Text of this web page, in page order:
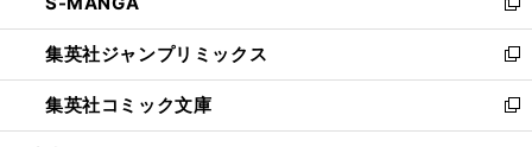
開
く
ド
ウ
で
開
く
ィ
ン
ド
ウ
で
開
い
ウ
ィ
ン
ド
ウ
新
し
い
ウ
ィ
ン
集英社ジャンプリミックス
新
し
い
ウ
集英社コミック文庫
新
し